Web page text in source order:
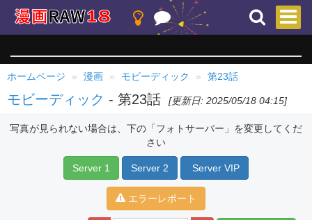
ホームページ 漫画 モビーディック 第23話
モビーディック - 第23話 [更新日: 2025/05/18 04:15]
写真が見られない場合は、下の「フォトサーバー」を変更してくだ
さい
Server 1 Server 2 Server VIP
エラーレポート